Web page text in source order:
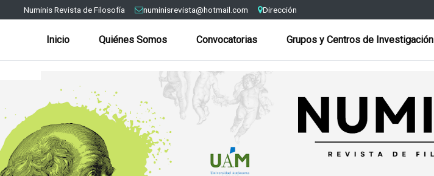
Numinis Revista de Filosofía numinisrevista@hotmail.com Dirección
Inicio Quiénes Somos Convocatorias Grupos y Centros de Investigación